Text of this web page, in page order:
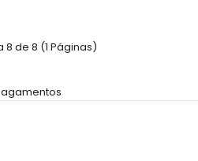
hidrófuga.FORRO: Malha
que proporc..
8 de 8 (1 Páginas)